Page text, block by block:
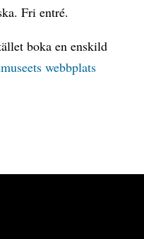
Fri entré.
boka en enskild
webbplats